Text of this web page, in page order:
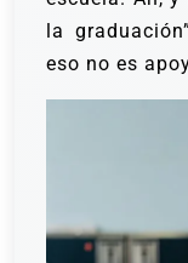
la
eso no es